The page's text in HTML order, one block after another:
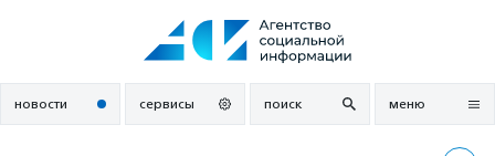
новости сервисы поиск меню